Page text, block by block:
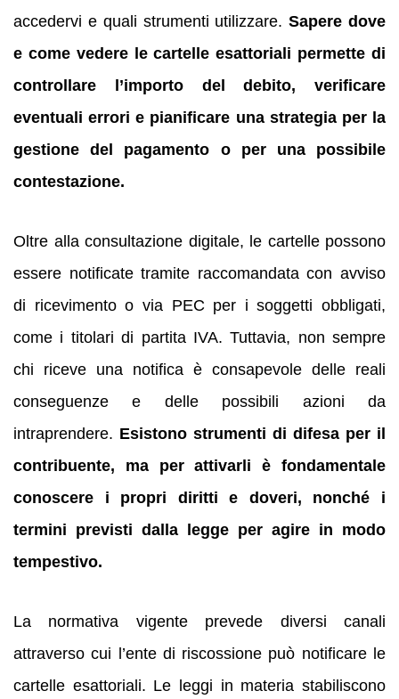
accedervi e quali strumenti utilizzare.Sapere dove
e come vedere le cartelle esattoriali permette di
controllare l’importo del debito, verificare
eventuali errori e pianificare una strategia per la
gestione del pagamento o per una possibile
contestazione.
Oltre alla consultazione digitale, le cartelle possono
essere notificate tramite raccomandata con avviso
di ricevimento o via PEC per i soggetti obbligati,
come i titolari di partita IVA. Tuttavia, non sempre
chi riceve una notifica è consapevole delle reali
conseguenze e delle possibili azioni da
intraprendere. Esistono strumenti di difesa per il
contribuente, ma per attivarli è fondamentale
conoscere i propri diritti e doveri, nonché i
termini previsti dalla legge per agire in modo
tempestivo.
La normativa vigente prevede diversi canali
attraverso cui l’ente di riscossione può notificare le
cartelle esattoriali. Le leggi in materia stabiliscono